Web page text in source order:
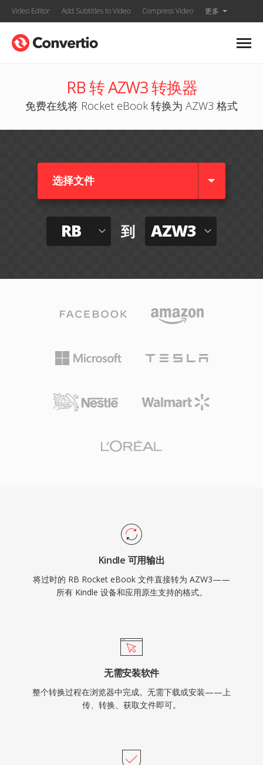
Video Editor Add Subtitles to Video Compress Video 更多
RB 转 AZW3 转换器
免费在线将 Rocket eBook 转换为 AZW3 格式
选择文件
RB 到 AZW3
Kindle 可用输出
将过时的 RB Rocket eBook 文件直接转为 AZW3——
所有 Kindle 设备和应用原生支持的格式。
无需安装软件
整个转换过程在浏览器中完成。无需下载或安装——上
传、转换、获取文件即可。